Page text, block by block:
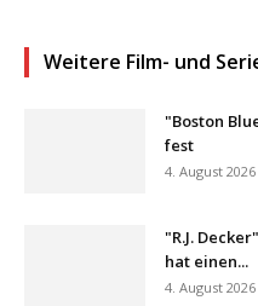
Weitere Film- und
"Boston
fest
4. August 2026
"R.J.
hat einen...
4. August 2026